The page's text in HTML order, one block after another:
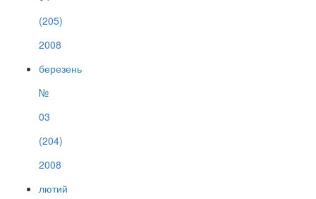
(205)
2008
березень
№
03
(204)
2008
лютий